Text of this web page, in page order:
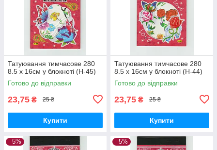
Татуювання тимчасове 280
8.5 х 16см у блокноті (H-45)
Готово до відправки
23,75 ₴ 25 ₴
Купити
Татуювання тимчасове 280
8.5 х 16см у блокноті (H-44)
Готово до відправки
23,75 ₴ 25 ₴
Купити
–5% –5%